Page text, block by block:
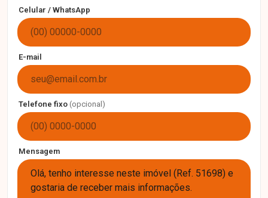
Celular / WhatsApp
E-mail
Telefone fixo (opcional)
Mensagem